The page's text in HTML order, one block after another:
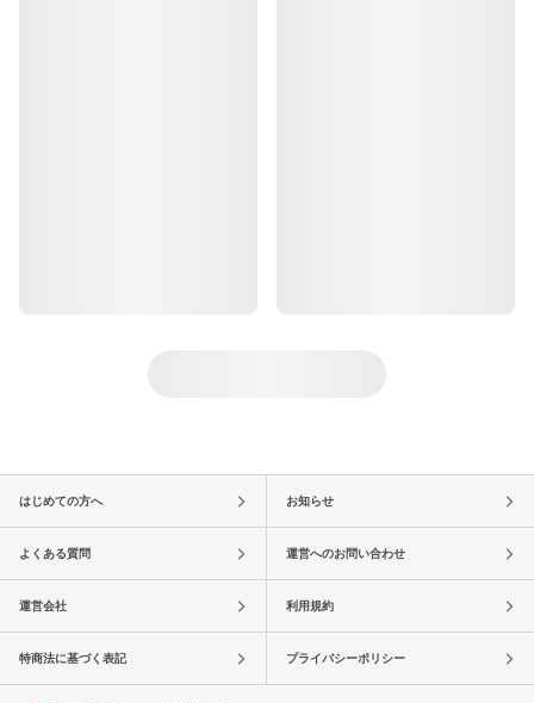
はじめての方へ お知らせ
よくある質問 運営へのお問い合わせ
運営会社 利用規約
特商法に基づく表記 プライバシーポリシー